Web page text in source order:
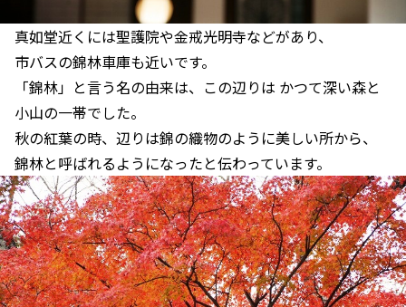
真如堂近くには聖護院や金戒光明寺などがあり、
市バスの錦林車庫も近いです。
「錦林」と言う名の由来は、この辺りは かつて深い森と
小山の一帯でした。
秋の紅葉の時、辺りは錦の織物のように美しい所から、
錦林と呼ばれるようになったと伝わっています。